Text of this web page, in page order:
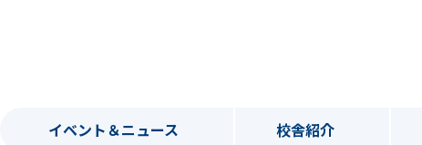
イベント＆ニュース 校舎紹介